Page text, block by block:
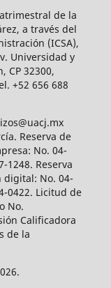
de la
a través del
(ICSA),
Universidad y
CP 32300,
+52 656 688
Reserva de
No. 04-
1248. Reserva
digital: No. 04-
0422. Licitud de
No.
Calificadora
de la